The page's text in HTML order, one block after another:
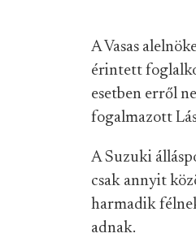
A Vasas
érintett
esetben erről
fogalmazott
A Suzuki
csak annyit
harmadik
adnak.